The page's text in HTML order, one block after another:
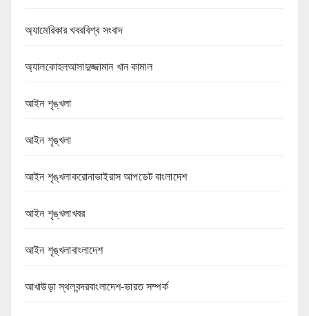
অ্যামেরিকার খবরবিশ্ব সংবাদ
অ্যালকোহলআসাদুজ্জামান খান কামাল
আইন শৃঙ্খলা
আইন শৃঙ্খলা
আইন শৃঙ্খলাকরোনাভাইরাস আপডেট বাংলাদেশ
আইন শৃঙ্খলাখবর
আইন শৃঙ্খলাবাংলাদেশ
আখাউড়া স্থলবন্দরবাংলাদেশ-ভারত সম্পর্ক